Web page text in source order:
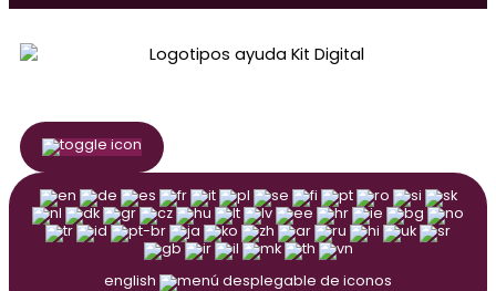
english